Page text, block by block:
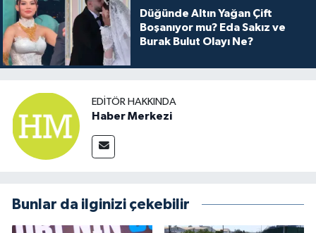
Düğünde Altın Yağan Çift
Boşanıyor mu? Eda Sakız ve
Burak Bulut Olayı Ne?
EDITÖR HAKKINDA
Haber Merkezi
Bunlar da ilginizi çekebilir